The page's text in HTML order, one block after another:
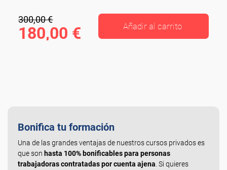
300,00 €
180,00 € Añadir al carrito
Bonifica tu formación
Una de las grandes ventajas de nuestros cursos privados es
que son hasta 100% bonificables para personas
trabajadoras contratadas por cuenta ajena . Si quieres